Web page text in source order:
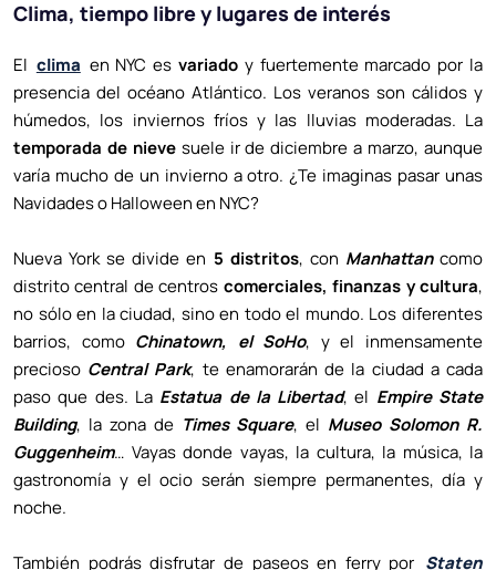
Clima, tiempo libre y lugares de interés
El clima en NYC esvariado y fuertemente marcado por la
presencia del océano Atlántico. Los veranos son cálidos y
húmedos, los inviernos fríos y las lluvias moderadas. La
temporada de nieve suele ir de diciembre a marzo, aunque
varía mucho de un invierno a otro. ¿Te imaginas pasar unas
Navidades o Halloween en NYC?
Nueva York se divide en 5 distritos, con Manhattancomo
distrito central de centros comerciales, finanzas y cultura,
no sólo en la ciudad, sino en todo el mundo. Los diferentes
barrios, como Chinatown, el SoHo, y el inmensamente
precioso Central Park, te enamorarán de la ciudad a cada
paso que des. La Estatua de la Libertad, el Empire State
Building, la zona de Times Square, el Museo Solomon R.
Guggenheim… Vayas donde vayas, la cultura, la música, la
gastronomía y el ocio serán siempre permanentes, día y
noche.
También podrás disfrutar de paseos en ferry por Staten